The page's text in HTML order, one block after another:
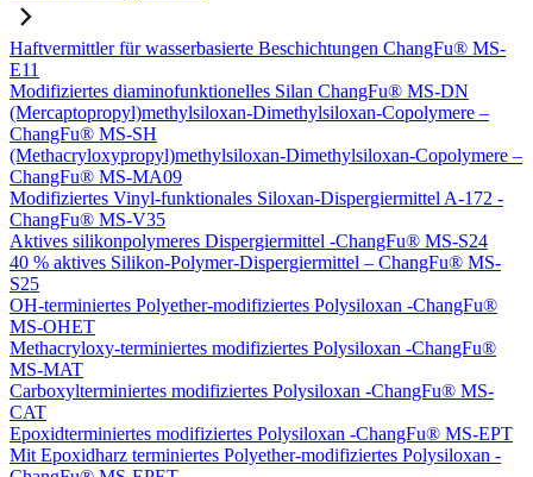
Haftvermittler für wasserbasierte Beschichtungen ChangFu® MS-
E11
Modifiziertes diaminofunktionelles Silan ChangFu® MS-DN
(Mercaptopropyl)methylsiloxan-Dimethylsiloxan-Copolymere –
ChangFu® MS-SH
(Methacryloxypropyl)methylsiloxan-Dimethylsiloxan-Copolymere –
ChangFu® MS-MA09
Modifiziertes Vinyl-funktionales Siloxan-Dispergiermittel A-172 -
ChangFu® MS-V35
Aktives silikonpolymeres Dispergiermittel -ChangFu® MS-S24
40 % aktives Silikon-Polymer-Dispergiermittel – ChangFu® MS-
S25
OH-terminiertes Polyether-modifiziertes Polysiloxan -ChangFu®
MS-OHET
Methacryloxy-terminiertes modifiziertes Polysiloxan -ChangFu®
MS-MAT
Carboxylterminiertes modifiziertes Polysiloxan -ChangFu® MS-
CAT
Epoxidterminiertes modifiziertes Polysiloxan -ChangFu® MS-EPT
Mit Epoxidharz terminiertes Polyether-modifiziertes Polysiloxan -